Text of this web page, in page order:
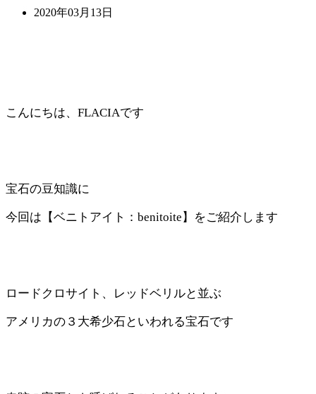
2020年03月13日
こんにちは、FLACIAです
宝石の豆知識に
今回は【ベニトアイト：benitoite】をご紹介します
ロードクロサイト、レッドベリルと並ぶ
アメリカの３大希少石といわれる宝石です